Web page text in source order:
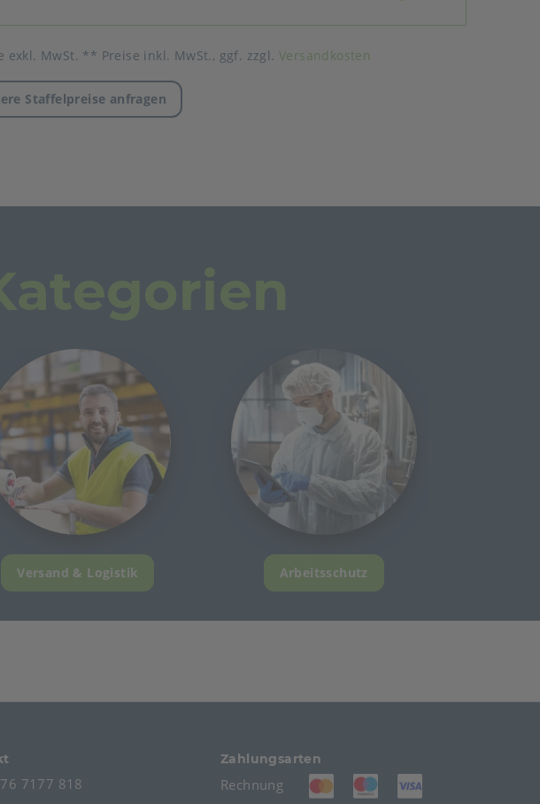
exkl. MwSt. ** Preise inkl. MwSt., ggf. zzgl. Versandkosten
Staffelpreise anfragen
Versand & Logistik Arbeitsschutz
7177 818
Zahlungsarten
Rechnung (öffnet in neuem Tab)
(öffnet in neuem Tab)
(öffnet in neuem